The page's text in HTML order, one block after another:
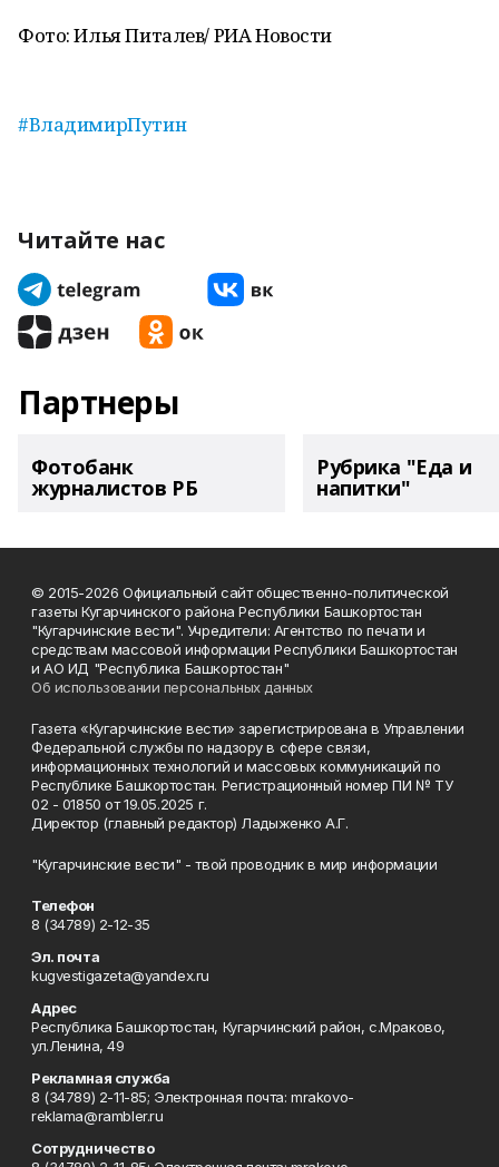
Фото: Илья Питалев/ РИА Новости
#ВладимирПутин
Читайте нас
Партнеры
Фотобанк
журналистов РБ
Рубрика "Еда и
напитки"
© 2015-2026 Официальный сайт общественно-политической
газеты Кугарчинского района Республики Башкортостан
"Кугарчинские вести". Учредители: Агентство по печати и
средствам массовой информации Республики Башкортостан
и АО ИД "Республика Башкортостан"
Об использовании персональных данных
Газета «Кугарчинские вести» зарегистрирована в Управлении
Федеральной службы по надзору в сфере связи,
информационных технологий и массовых коммуникаций по
Республике Башкортостан. Регистрационный номер ПИ № ТУ
02 - 01850 от 19.05.2025 г.
Директор (главный редактор) Ладыженко А.Г.
"Кугарчинские вести" - твой проводник в мир информации
Телефон
8 (34789) 2-12-35
Эл. почта
kugvestigazeta@yandex.ru
Адрес
Республика Башкортостан, Кугарчинский район, с.Мраково,
ул.Ленина, 49
Рекламная служба
8 (34789) 2-11-85; Электронная почта: mrakovo-
reklama@rambler.ru
Сотрудничество